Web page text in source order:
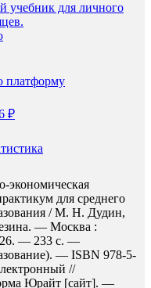
учебник для личного
платформу
₽
для среднего
/ М. Н. Дудин,
— Москва :
— 233 с. —
— ISBN 978-5-
//
Юрайт [сайт]. —